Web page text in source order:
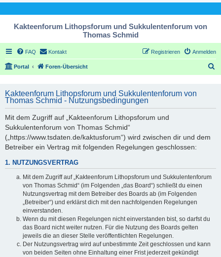
Kakteenforum Lithopsforum und Sukkulentenforum von
Thomas Schmid
FAQ Kontakt Anmelden
Registrieren
Portal Foren-Übersicht
Kakteenforum Lithopsforum und Sukkulentenforum von
Thomas Schmid - Nutzungsbedingungen
Mit dem Zugriff auf „Kakteenforum Lithopsforum und
Sukkulentenforum von Thomas Schmid“
(„https://www.tsdaten.de/kaktusforum“) wird zwischen dir und dem
Betreiber ein Vertrag mit folgenden Regelungen geschlossen:
1. NUTZUNGSVERTRAG
Mit dem Zugriff auf „Kakteenforum Lithopsforum und Sukkulentenforum
von Thomas Schmid“ (im Folgenden „das Board“) schließt du einen
Nutzungsvertrag mit dem Betreiber des Boards ab (im Folgenden
„Betreiber“) und erklärst dich mit den nachfolgenden Regelungen
einverstanden.
Wenn du mit diesen Regelungen nicht einverstanden bist, so darfst du
das Board nicht weiter nutzen. Für die Nutzung des Boards gelten
jeweils die an dieser Stelle veröffentlichten Regelungen.
Der Nutzungsvertrag wird auf unbestimmte Zeit geschlossen und kann
von beiden Seiten ohne Einhaltung einer Frist jederzeit gekündigt